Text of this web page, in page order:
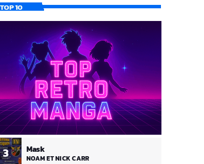
TOP 10
3 Mask
NOAM ET NICK CARR